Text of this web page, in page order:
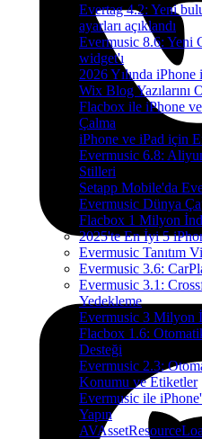
Evertag 4.2: Yeni
ayarları açıklandı
Evermusic 8.6: Yeni
widget'ı
2026 Yılında
Wix Blog
Flacbox ile iPhone
Çalma
iPhone ve iPad için
Evermusic 6.8:
Stilleri
Setapp Mobile'da
Evermusic Dünya
Flacbox 1 Milyon
2025'te En İyi 5
Evermusic Tanıtım
Evermusic 3.6:
Evermusic 3.1:
Yedekleme
Evermusic 3 Milyon
Flacbox 1.6:
Desteği
Evermusic 2.3:
Konumu ve Etiketler
Evermusic ile
Yapın